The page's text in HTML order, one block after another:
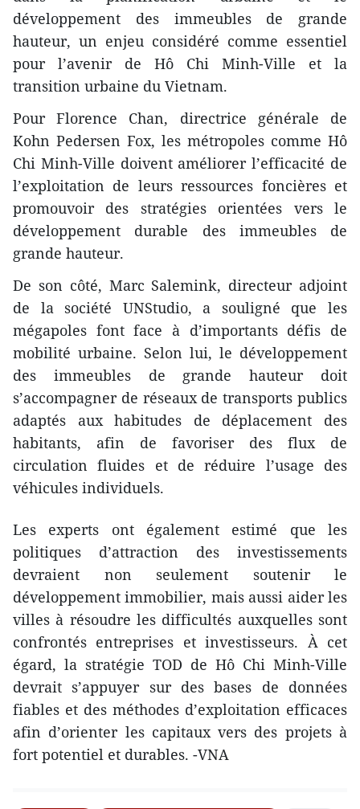
développement des immeubles de grande
hauteur, un enjeu considéré comme essentiel
pour l’avenir de Hô Chi Minh-Ville et la
transition urbaine du Vietnam.
Pour Florence Chan, directrice générale de
Kohn Pedersen Fox, les métropoles comme Hô
Chi Minh-Ville doivent améliorer l’efficacité de
l’exploitation de leurs ressources foncières et
promouvoir des stratégies orientées vers le
développement durable des immeubles de
grande hauteur.
De son côté, Marc Salemink, directeur adjoint
de la société UNStudio, a souligné que les
mégapoles font face à d’importants défis de
mobilité urbaine. Selon lui, le développement
des immeubles de grande hauteur doit
s’accompagner de réseaux de transports publics
adaptés aux habitudes de déplacement des
habitants, afin de favoriser des flux de
circulation fluides et de réduire l’usage des
véhicules individuels.
Les experts ont également estimé que les
politiques d’attraction des investissements
devraient non seulement soutenir le
développement immobilier, mais aussi aider les
villes à résoudre les difficultés auxquelles sont
confrontés entreprises et investisseurs. À cet
égard, la stratégie TOD de Hô Chi Minh-Ville
devrait s’appuyer sur des bases de données
fiables et des méthodes d’exploitation efficaces
afin d’orienter les capitaux vers des projets à
fort potentiel et durables. -VNA